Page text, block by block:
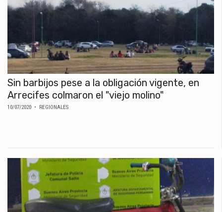
Sin barbijos pese a la obligación vigente, en
Arrecifes colmaron el "viejo molino"
10/07/2020 • REGIONALES